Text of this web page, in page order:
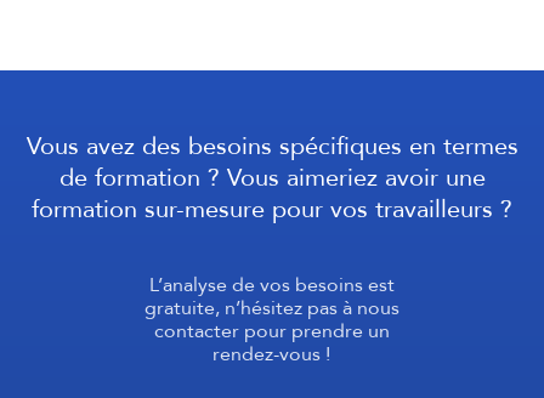
Vous avez des besoins spécifiques en termes
de formation ? Vous aimeriez avoir une
formation sur-mesure pour vos travailleurs ?
L’analyse de vos besoins est
gratuite, n’hésitez pas à nous
contacter pour prendre un
rendez-vous !